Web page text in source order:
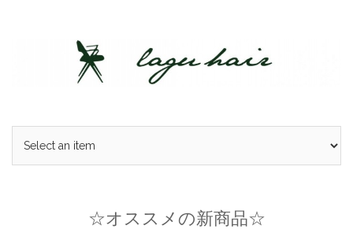
☆オススメの新商品☆